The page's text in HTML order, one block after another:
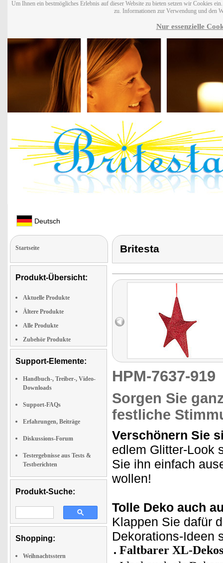
Um Ihnen ein bestmögliches Erlebnis auf dieser Website zu bieten setzen wir Cookies
zu. Informationen zur Verwendung und den
Nur essenzielle
Deutsch
Startseite
Produkt-Übersicht:
Aktuelle Produkte
Ältere Produkte
Alle Produkte
Zubehör Produkte
Support-Elemente:
Handbuch-, Treiber-, Video-
Downloads
Support-FAQs
Erfahrungen, Beiträge
Diskussions-Forum
Testergebnisse aus Tests &
Testberichten
Produkt-Suche:
Shopping:
Weihnachtsstern
Britesta
HPM-7637-
Sorgen Sie
festliche
Verschönern Sie
edlem Glitter-Look
Sie ihn einfach
wollen!
Tolle Deko auch
Klappen Sie dafür
Dekorations-Ideen
Faltbarer XL-